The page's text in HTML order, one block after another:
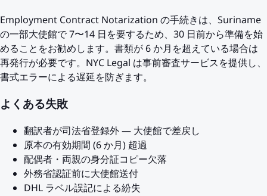
Employment Contract Notarization の手続きは、Suriname
の一部大使館で 7〜14 日を要するため、30 日前から準備を始
めることをお勧めします。書類が 6 か月を超えている場合は
再発行が必要です。NYC Legal は事前審査サービスを提供し、
書式エラーによる遅延を防ぎます。
よくある失敗
翻訳者が司法省登録外 — 大使館で差戻し
原本の有効期間 (6 か月) 超過
配偶者・両親の身分証コピー欠落
外務省認証前に大使館送付
DHL ラベル誤記による紛失